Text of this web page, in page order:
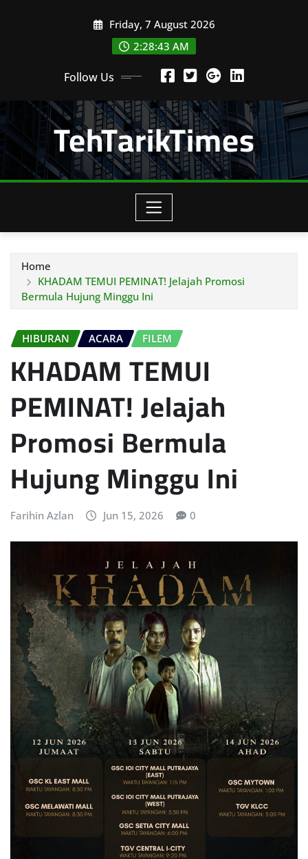
Friday, 7 August 2026
2:28:44 AM
Follow Us
TehTarikTimes
Home
KHADAM TEMUI PEMINAT! Jelajah Promosi
Bermula Hujung Minggu Ini
HIBURAN ACARA FILEM
KHADAM TEMUI
PEMINAT! Jelajah
Promosi Bermula
Hujung Minggu Ini
Farihin Azlan Jun 15, 2026 0